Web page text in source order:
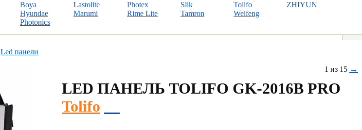
Boya
Hyundae
Photonics
Lastolite
Marumi
Photex
Rime Lite
Slik
Tamron
Tolifo
Weifeng
ZHIYUN
Led панели
1 из 15 →
LED ПАНЕЛЬ TOLIFO GK-2016B PRO
Tolifo